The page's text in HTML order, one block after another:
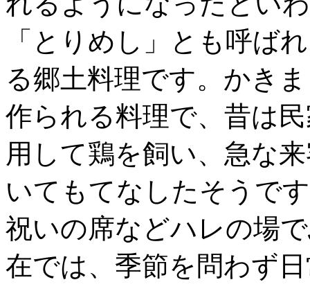
「とりめし」とも呼ば
る郷土料理です。かき
作られる料理で、昔は
用して鶏を飼い、急な
いてもてなしたそうで
祝いの席などハレの場
在では、季節を問わず